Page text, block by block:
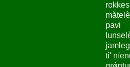
pavi
ti'